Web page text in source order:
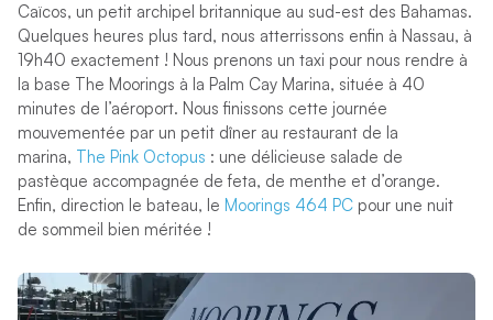
Caïcos, un petit archipel britannique au sud-est des Bahamas.
Quelques heures plus tard, nous atterrissons enfin à Nassau, à
19h40 exactement ! Nous prenons un taxi pour nous rendre à
la base The Moorings à la Palm Cay Marina, située à 40
minutes de l’aéroport. Nous finissons cette journée
mouvementée par un petit dîner au restaurant de la
marina, The Pink Octopus : une délicieuse salade de
pastèque accompagnée de feta, de menthe et d’orange.
Enfin, direction le bateau, le Moorings 464 PCpour une nuit
de sommeil bien méritée !